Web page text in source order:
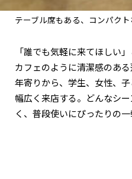
テーブル席もある、コンパク
「誰でも気軽に来てほしい
カフェのように清潔感のあ
年寄りから、学生、女性、子
幅広く来店する。どんなシ
く、普段使いにぴったりの一